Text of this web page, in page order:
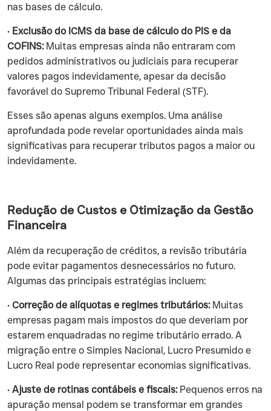
nas bases de cálculo.
• Exclusão do ICMS da base de cálculo do PIS e da
COFINS:Muitas empresas ainda não entraram com
pedidos administrativos ou judiciais para recuperar
valores pagos indevidamente, apesar da decisão
favorável do Supremo Tribunal Federal (STF).
Esses são apenas alguns exemplos. Uma análise
aprofundada pode revelar oportunidades ainda mais
significativas para recuperar tributos pagos a maior ou
indevidamente.
Redução de Custos e Otimização da Gestão
Financeira
Além da recuperação de créditos, a revisão tributária
pode evitar pagamentos desnecessários no futuro.
Algumas das principais estratégias incluem:
• Correção de alíquotas e regimes tributários:Muitas
empresas pagam mais impostos do que deveriam por
estarem enquadradas no regime tributário errado. A
migração entre o Simples Nacional, Lucro Presumido e
Lucro Real pode representar economias significativas.
• Ajuste de rotinas contábeis e fiscais:Pequenos erros na
apuração mensal podem se transformar em grandes